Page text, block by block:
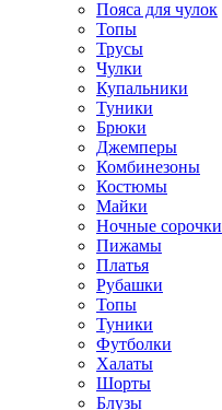
Поясa для чулок
Топы
Трусы
Чулки
Купальники
Туники
Брюки
Джемперы
Комбинезоны
Костюмы
Майки
Ночные сорочки
Пижамы
Платья
Рубашки
Топы
Туники
Футболки
Халаты
Шорты
Блузы